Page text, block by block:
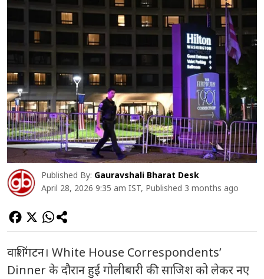
अमेरिकी राष्ट्रपति और शीर्ष अधिकारियों को निशाना बनाने की
अपनी योजना का खुलासा किया था। अधिकारियों के मुताबिक,
Published By: Gauravshali Bharat Desk
April 28, 2026 9:35 am IST, Published 3 months ago
वाशिंगटन। White House Correspondents’
Dinnerके दौरान हुई गोलीबारी की साजिश को लेकर नए